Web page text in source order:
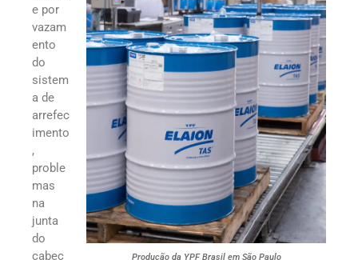
Produção da YPF Brasil em São Paulo
e por
vazam
ento
do
sistem
a de
arrefec
imento
,
proble
mas
na
junta
do
cabeç